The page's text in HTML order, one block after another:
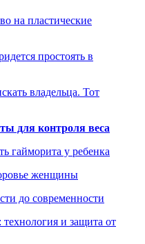
на пластические
простоять в
владельца. Тот
для контроля веса
гайморита у ребенка
женщины
до современности
и защита от